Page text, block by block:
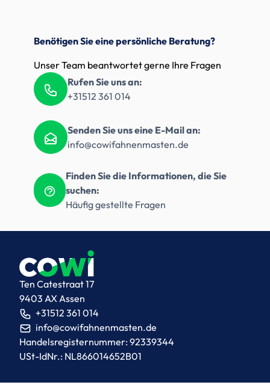
Benötigen Sie eine persönliche Beratung?
Unser Team beantwortet gerne Ihre Fragen
Rufen Sie uns an:
+31512 361 014
Senden Sie uns eine E-Mail an:
info@cowifahnenmasten.de
Finden Sie die Informationen, die Sie
suchen:
Häufig gestellte Fragen
Ten Catestraat 17
9403 AX Assen
+31512 361 014
info@cowifahnenmasten.de
Handelsregisternummer: 92339344
USt-IdNr.: NL866014652B01